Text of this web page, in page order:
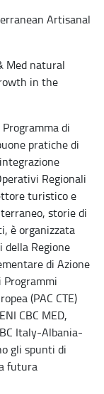
Artisanal
Med natural
in the
di
pratiche di
Regionali
turistico e
storie di
è organizzata
Regione
di Azione
Programmi
(PAC CTE)
CBC MED,
Italy-Albania-
gli spunti di
futura